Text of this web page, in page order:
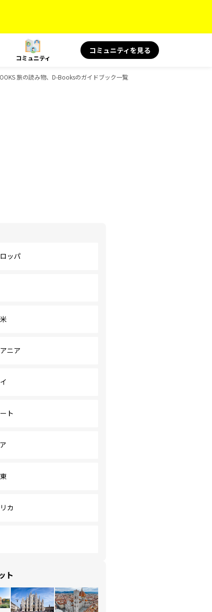
コミュニティ
コミュニティを見る
旅の読み物、D-Booksのガイドブック一覧
ッパ
ニア
ト
カ
ト